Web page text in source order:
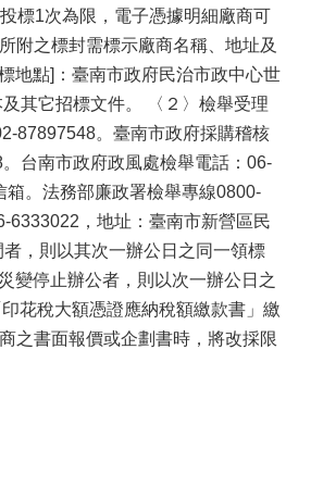
標1次為限，電子憑據明細廠商可
附之標封需標示廠商名稱、地址及
地點]：臺南市政府民治市政中心世
其它招標文件。 〈２〉檢舉受理
87897548。臺南市政府採購稽核
台南市政府政風處檢舉電話：06-
。法務部廉政署檢舉專線0800-
6333022，地址：臺南市新營區民
，則以其次一辦公日之同一領標
變停止辦公者，則以次一辦公日之
花稅大額憑證應納稅額繳款書」繳
之書面報價或企劃書時，將改採限